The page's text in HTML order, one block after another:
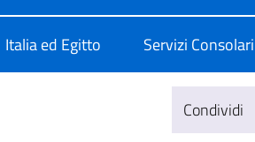
Italia ed Egitto Servizi
Condividi